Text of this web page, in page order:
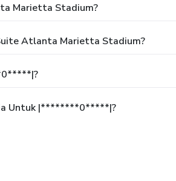
Marietta Stadium?
Atlanta Marietta Stadium?
Untuk |********0*****|?